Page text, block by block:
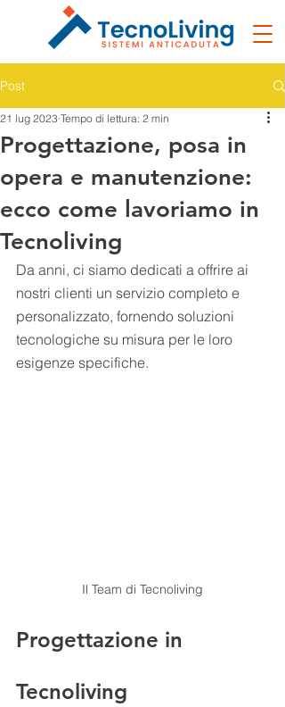
Post
Progettazione, posa in
opera e manutenzione:
ecco come lavoriamo in
Tecnoliving
21 lug 2023 Tempo di lettura: 2 min
Da anni, ci siamo dedicati a offrire ai
nostri clienti un servizio completo e
personalizzato, fornendo soluzioni
tecnologiche su misura per le loro
esigenze specifiche.
Il Team di Tecnoliving
Progettazione in
Tecnoliving